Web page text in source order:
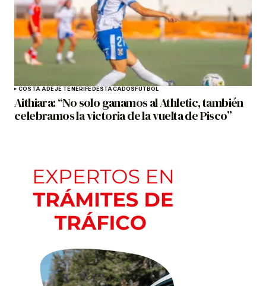
COSTA ADEJE TENERIFEDESTACADOSFÚTBOL
Aithiara: “No solo ganamos al Athletic, también
celebramos la victoria de la vuelta de Pisco”